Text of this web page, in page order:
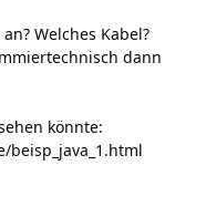
Welches Kabel?
dann
könnte: